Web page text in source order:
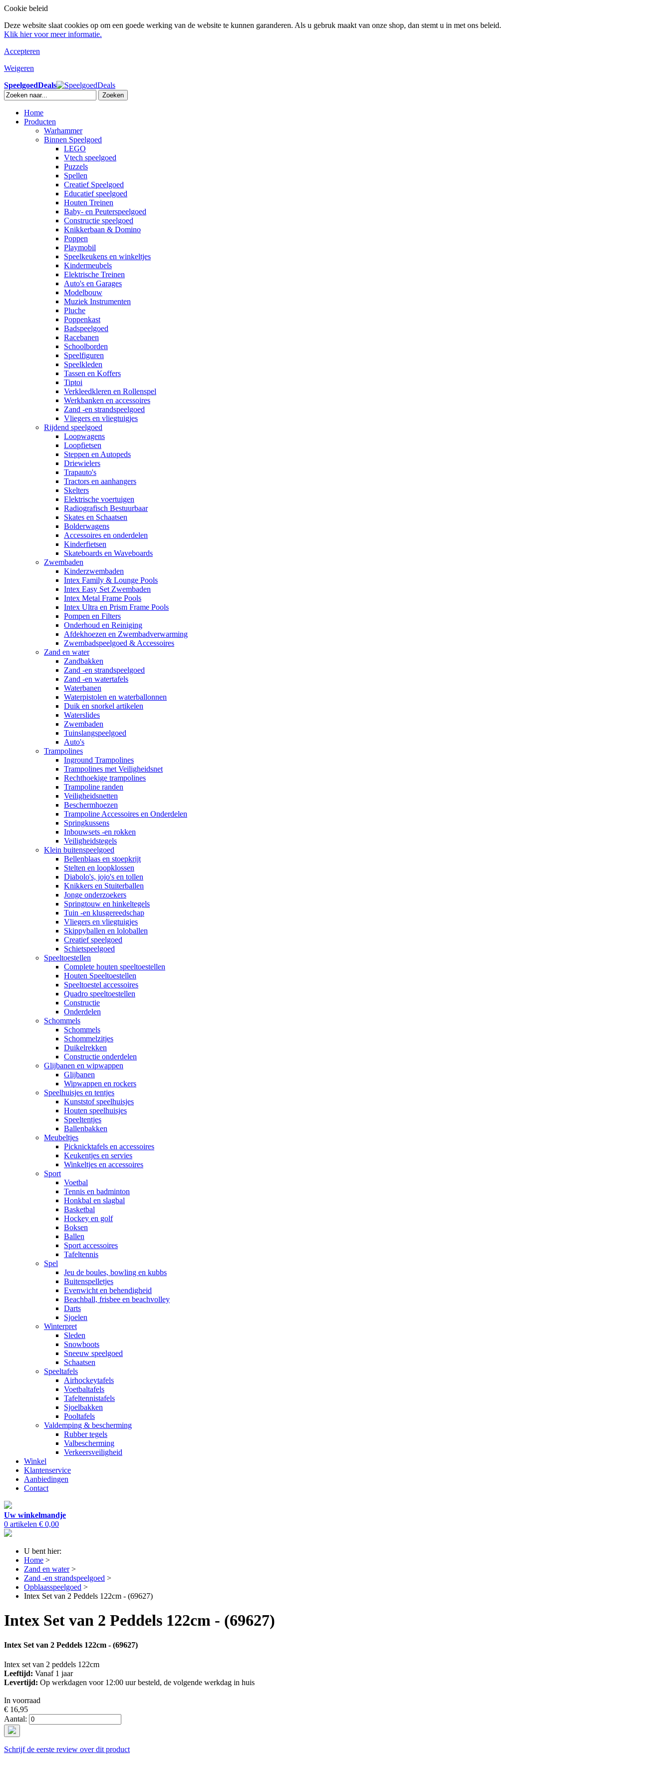
Cookie beleid
Deze website slaat cookies op om een goede werking van de website te kunnen garanderen. Als u gebruk maakt van onze shop, dan stemt u in met ons beleid.
Klik hier voor meer informatie.
Accepteren
Weigeren
SpeelgoedDeals
Zoeken
Home
Producten
Warhammer
Binnen Speelgoed
LEGO
Vtech speelgoed
Puzzels
Spellen
Creatief Speelgoed
Educatief speelgoed
Houten Treinen
Baby- en Peuterspeelgoed
Constructie speelgoed
Knikkerbaan & Domino
Poppen
Playmobil
Speelkeukens en winkeltjes
Kindermeubels
Elektrische Treinen
Auto's en Garages
Modelbouw
Muziek Instrumenten
Pluche
Poppenkast
Badspeelgoed
Racebanen
Schoolborden
Speelfiguren
Speelkleden
Tassen en Koffers
Tiptoi
Verkleedkleren en Rollenspel
Werkbanken en accessoires
Zand -en strandspeelgoed
Vliegers en vliegtuigjes
Rijdend speelgoed
Loopwagens
Loopfietsen
Steppen en Autopeds
Driewielers
Trapauto's
Tractors en aanhangers
Skelters
Elektrische voertuigen
Radiografisch Bestuurbaar
Skates en Schaatsen
Bolderwagens
Accessoires en onderdelen
Kinderfietsen
Skateboards en Waveboards
Zwembaden
Kinderzwembaden
Intex Family & Lounge Pools
Intex Easy Set Zwembaden
Intex Metal Frame Pools
Intex Ultra en Prism Frame Pools
Pompen en Filters
Onderhoud en Reiniging
Afdekhoezen en Zwembadverwarming
Zwembadspeelgoed & Accessoires
Zand en water
Zandbakken
Zand -en strandspeelgoed
Zand -en watertafels
Waterbanen
Waterpistolen en waterballonnen
Duik en snorkel artikelen
Waterslides
Zwembaden
Tuinslangspeelgoed
Auto's
Trampolines
Inground Trampolines
Trampolines met Veiligheidsnet
Rechthoekige trampolines
Trampoline randen
Veiligheidsnetten
Beschermhoezen
Trampoline Accessoires en Onderdelen
Springkussens
Inbouwsets -en rokken
Veiligheidstegels
Klein buitenspeelgoed
Bellenblaas en stoepkrijt
Stelten en loopklossen
Diabolo's, jojo's en tollen
Knikkers en Stuiterballen
Jonge onderzoekers
Springtouw en hinkeltegels
Tuin -en klusgereedschap
Vliegers en vliegtuigjes
Skippyballen en loloballen
Creatief speelgoed
Schietspeelgoed
Speeltoestellen
Complete houten speeltoestellen
Houten Speeltoestellen
Speeltoestel accessoires
Quadro speeltoestellen
Constructie
Onderdelen
Schommels
Schommels
Schommelzitjes
Duikelrekken
Constructie onderdelen
Glijbanen en wipwappen
Glijbanen
Wipwappen en rockers
Speelhuisjes en tentjes
Kunststof speelhuisjes
Houten speelhuisjes
Speeltentjes
Ballenbakken
Meubeltjes
Picknicktafels en accessoires
Keukentjes en servies
Winkeltjes en accessoires
Sport
Voetbal
Tennis en badminton
Honkbal en slagbal
Basketbal
Hockey en golf
Boksen
Ballen
Sport accessoires
Tafeltennis
Spel
Jeu de boules, bowling en kubbs
Buitenspelletjes
Evenwicht en behendigheid
Beachball, frisbee en beachvolley
Darts
Sjoelen
Winterpret
Sleden
Snowboots
Sneeuw speelgoed
Schaatsen
Speeltafels
Airhockeytafels
Voetbaltafels
Tafeltennistafels
Sjoelbakken
Pooltafels
Valdemping & bescherming
Rubber tegels
Valbescherming
Verkeersveiligheid
Winkel
Klantenservice
Aanbiedingen
Contact
Uw winkelmandje
0 artikelen € 0,00
U bent hier:
Home >
Zand en water >
Zand -en strandspeelgoed >
Opblaasspeelgoed >
Intex Set van 2 Peddels 122cm - (69627)
Intex Set van 2 Peddels 122cm - (69627)
Intex Set van 2 Peddels 122cm - (69627)
Intex set van 2 peddels 122cm
Leeftijd: Vanaf 1 jaar
Levertijd: Op werkdagen voor 12:00 uur besteld, de volgende werkdag in huis
In voorraad
€ 16,95
Aantal:
Schrijf de eerste review over dit product